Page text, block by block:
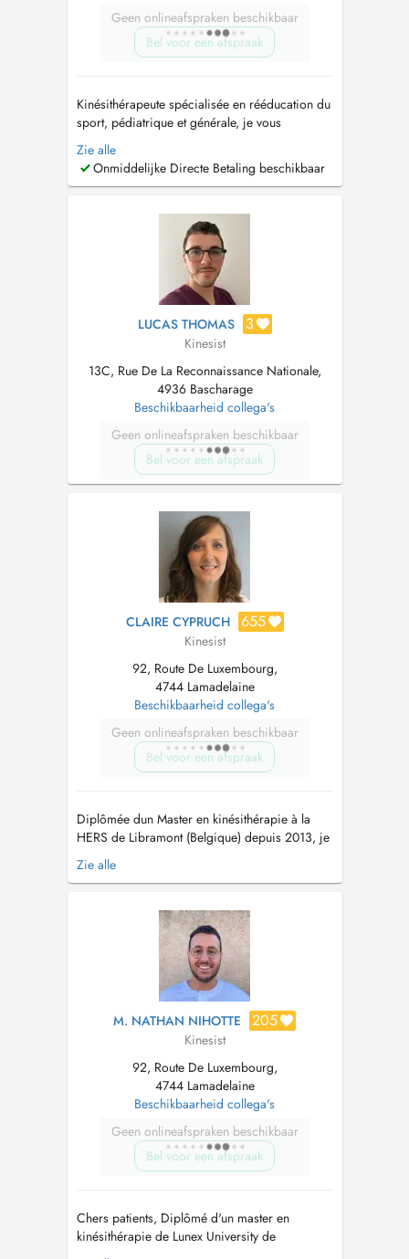
Geen onlineafspraken beschikbaar
Bel voor een afspraak
Kinésithérapeute spécialisée en rééducation du
sport, pédiatrique et générale, je vous
accompagne dans la prise en charge des
douleurs aiguës et chroniques, des blessures
traumatiques, ainsi que dans la rééducation
au sein dun club de football, jai d...
Zie alle
Onmiddelijke Directe Betaling beschikbaar
LUCAS THOMAS 3
Kinesist
13C, Rue De La Reconnaissance Nationale,
4936 Bascharage
Beschikbaarheid collega's
Geen onlineafspraken beschikbaar
Bel voor een afspraak
CLAIRE CYPRUCH 655
Kinesist
92, Route De Luxembourg,
4744 Lamadelaine
Beschikbaarheid collega's
Geen onlineafspraken beschikbaar
Bel voor een afspraak
Diplômée dun Master en kinésithérapie à la
HERS de Libramont (Belgique) depuis 2013, je
me suis spécialisée en - Rééducation uro-
gynécologique hommes, femmes et enfants
défauts de la statique pelvienne, troubles
sexologiques et douleurs pelviennes.....
Zie alle
M. NATHAN NIHOTTE 205
Kinesist
92, Route De Luxembourg,
4744 Lamadelaine
Beschikbaarheid collega's
Geen onlineafspraken beschikbaar
Bel voor een afspraak
Chers patients, Diplômé d'un master en
kinésithérapie de Lunex University de
Differdange, j'aurai le plaisir de vous accueillir